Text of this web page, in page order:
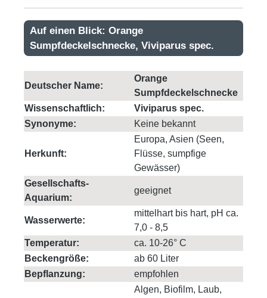
Auf einen Blick: Orange
Sumpfdeckelschnecke, Viviparus spec.
Deutscher Name:
Orange
Sumpfdeckelschnecke
Wissenschaftlich:
Viviparus spec.
Synonyme:
Keine bekannt
Herkunft:
Europa, Asien (Seen,
Flüsse, sumpfige
Gewässer)
Gesellschafts-
Aquarium:
geeignet
Wasserwerte:
mittelhart bis hart, pH ca.
7,0 - 8,5
Temperatur:
ca. 10-26° C
Beckengröße:
ab 60 Liter
Bepflanzung:
empfohlen
Algen, Biofilm, Laub,